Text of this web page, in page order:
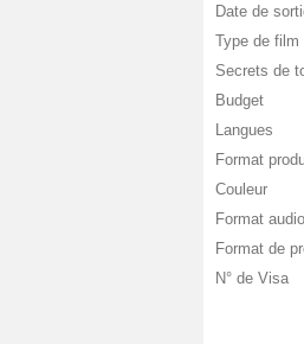
Date de
Type de film
Secrets de
Budget
Langues
Format
Couleur
Format audio
Format de
N° de Visa